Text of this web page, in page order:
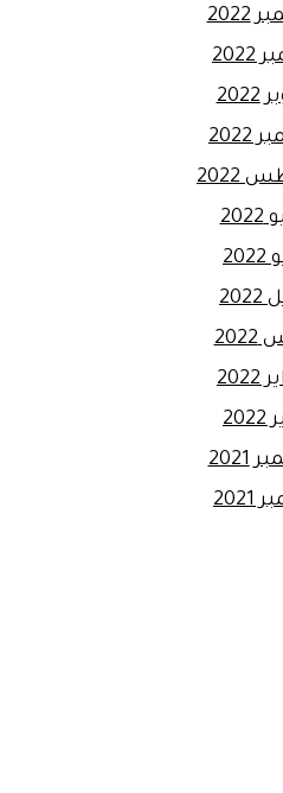
2022
2022
2021
2021